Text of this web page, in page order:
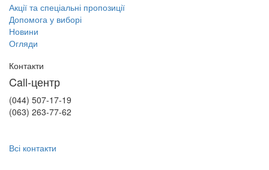
Акції та спеціальні пропозиції
Допомога у виборі
Новини
Огляди
Контакти
Call-центр
(044) 507-17-19
(063) 263-77-62
Всі контакти